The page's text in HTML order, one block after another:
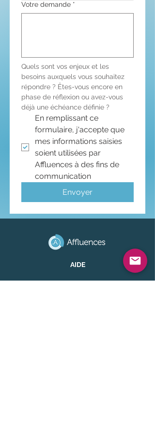
Votre demande *
Quels sont vos enjeux et les
besoins auxquels vous souhaitez
répondre ? Êtes-vous encore en
phase de réflexion ou avez-vous
déjà une échéance définie ?
En remplissant ce
formulaire, j'accepte que
mes informations saisies
soient utilisées par
Affluences à des fins de
communication
Envoyer
AIDE